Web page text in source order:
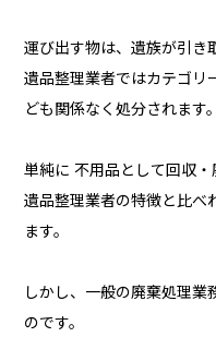
運び出す物は、遺族が引き
遺品整理業者ではカテゴリ
ども関係なく処分されます。
単純に 不用品として回収・
遺品整理業者の特徴と比べ
ます。
しかし、一般の廃棄処理業
のです。